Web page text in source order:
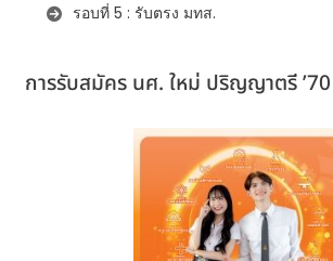
รอบที่ 5 : รับตรง มทส.
การรับสมัคร นศ. ใหม่ ปริญญาตรี ’70